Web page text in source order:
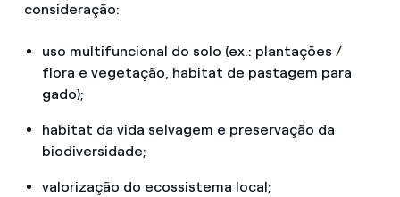
consideração:
uso multifuncional do solo (ex.: plantações /
flora e vegetação, habitat de pastagem para
gado);
habitat da vida selvagem e preservação da
biodiversidade;
valorização do ecossistema local;